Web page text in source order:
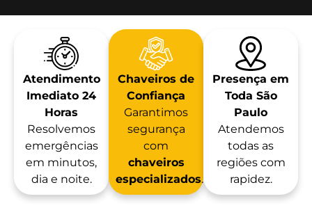
Atendimento
Imediato 24
Horas
Resolvemos
emergências
em minutos,
dia e noite.
Chaveiros de
Confiança
Garantimos
segurança
com
chaveiros
especializados.
Presença em
Toda São
Paulo
Atendemos
todas as
regiões com
rapidez.